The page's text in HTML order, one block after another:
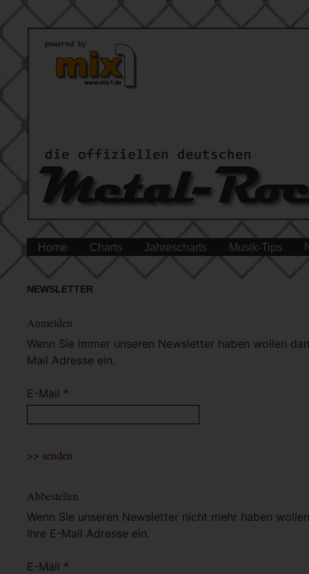
Home Charts Jahrescharts Musik-Tips
NEWSLETTER
Anmelden
Wenn Sie immer unseren Newsletter haben wollen
Mail Adresse ein.
E-Mail *
Abbestellen
Wenn Sie unseren Newsletter nicht mehr haben
Ihre E-Mail Adresse ein.
E-Mail *